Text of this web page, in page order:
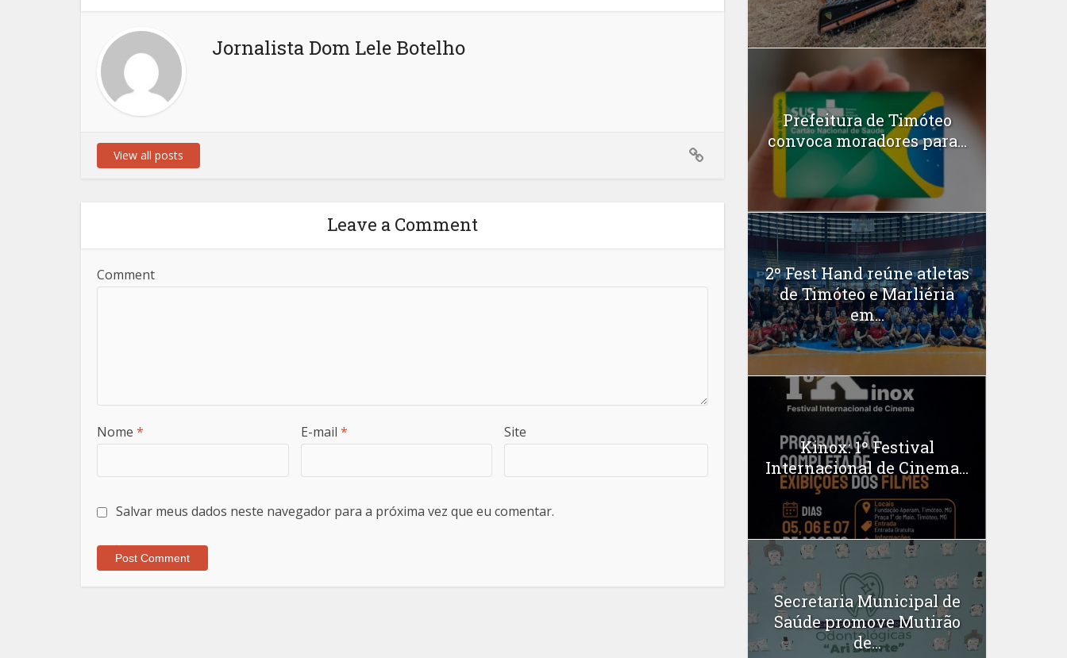
Jornalista Dom Lele Botelho
View all posts
Leave a Comment
Comment
Nome * E-mail * Site
Salvar meus dados neste navegador para a próxima vez que eu comentar.
Prefeitura de Timóteo
convoca moradores para...
2º Fest Hand reúne atletas
de Timóteo e Marliéria
em...
Kinox: 1º Festival
Internacional de Cinema...
Secretaria Municipal de
Saúde promove Mutirão
de...